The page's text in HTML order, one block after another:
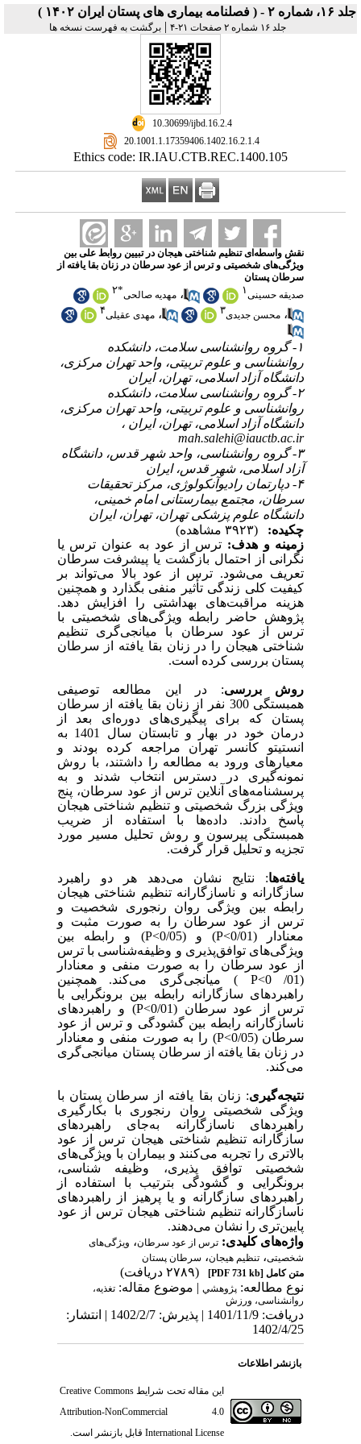
جلد ۱۶، شماره ۲ - ( فصلنامه بیماری های پستان ایران ۱۴۰۲ )
جلد ۱۶ شماره ۲ صفحات ۲۱-۴ | برگشت به فهرست نسخه ها
‎ 10.30699/ijbd.16.2.4
‎ 20.1001.1.17359406.1402.16.2.1.4
Ethics code: IR.IAU.CTB.REC.1400.105
نقش واسطه‌ای تنظیم شناختی هیجان در تبیین روابط علی بین
ویژگی‌های شخصیتی و ترس از عود سرطان در زنان بقا یافته از
سرطان پستان
صدیقه حسینی۱ ، مهدیه صالحی*۲
، محسن جدیدی۳ ، مهدی عقیلی۴
۱- گروه روانشناسی سلامت، دانشکده
روانشناسی و علوم تربیتی، واحد تهران مرکزی،
دانشگاه آزاد اسلامی، تهران، ایران
۲- گروه روانشناسی سلامت، دانشکده
روانشناسی و علوم تربیتی، واحد تهران مرکزی،
دانشگاه آزاد اسلامی، تهران، ایران ،
mah.salehi@iauctb.ac.ir
۳- گروه روانشناسی، واحد شهر قدس، دانشگاه
آزاد اسلامی، شهر قدس، ایران
۴- دپارتمان رادیوآنکولوژی، مرکز تحقیقات
سرطان، مجتمع بیمارستانی امام خمینی،
دانشگاه علوم پزشکی تهران، تهران، ایران
چکیده:
(۳۹۲۳ مشاهده)
زمینه و هدف: ترس از عود به عنوان ترس یا
نگرانی از احتمال بازگشت یا پیشرفت سرطان
تعریف می‌شود. ترس از عود بالا می‌تواند بر
کیفیت کلی زندگی تأثیر منفی بگذارد و همچنین
هزینه ‌مراقبت‌های بهداشتی را افزایش دهد.
پژوهش حاضر رابطه ویژگی‌های شخصیتی با
ترس از عود سرطان با میانجی‌گری تنظیم
شناختی هیجان را در زنان بقا یافته از سرطان
پستان بررسی کرده است.
روش بررسی:در این مطالعه توصیفی
همبستگی 300 نفر از زنان بقا یافته از سرطان
پستان که برای پیگیری‌های دوره‌ای بعد از
درمان خود در بهار و تابستان سال 1401 به
انستیتو کانسر تهران مراجعه کرده بودند و
معیارهای ورود به مطالعه را داشتند، با روش
نمونه‌گیری در دسترس انتخاب شدند و به
پرسشنامه‌های آنلاین ترس از عود سرطان، پنج
ویژگی بزرگ شخصیتی و تنظیم شناختی هیجان
پاسخ دادند. داده‌ها با استفاده از ضریب
همبستگی پیرسون و روش تحلیل مسیر مورد
تجزیه و تحلیل قرار گرفت.
یافته‌ها: نتایج نشان می‌دهدهر دو راهبرد
سازگارانه و ناسازگارانه تنظیم شناختی هیجان
رابطه بین ویژگی روان رنجوری شخصیت و
ترس از عود سرطان را به صورت مثبت و
معنادار
)
0/01
(P<و )
0/05
(P< و رابطه بین
ویژگی‌های توافق‌‌پذیری و وظیفه‌شناسی با ترس
از عود سرطان را به صورت منفی و معنادار
)
01/ 0
P<
( میانجی‌گری می‌کند. همچنین
راهبردهای سازگارانه رابطه بین برونگرایی با
ترس از عود سرطان )
0/01
(P< و راهبردهای
ناسازگارانه رابطه بین گشودگی و ترس از عود
سرطان )
0/05
(P< را به صورت منفی و معنادار
در زنان بقا یافته از سرطان پستان میانجی‌گری
می‌کند.
نتیجه‌گیری: زنان بقا یافته از سرطان پستان با
ویژگی شخصیتی روان رنجوری با بکارگیری
راهبردهای ناسازگارانه به‌جای راهبردهای
سازگارانه تنظیم شناختی هیجان ترس از عود
بالاتری را تجربه می‌کنند و بیماران با ویژگی‌های
شخصیتی توافق‌ پذیری، وظیفه شناسی،
برونگرایی و گشودگی بترتیب با استفاده از
راهبردهای سازگارانه و یا پرهیز از راهبردهای
ناسازگارانه تنظیم شناختی هیجان ترس از عود
پایین‌تری را نشان می‌دهند.
واژه‌های کلیدی: ترس از عود سرطان، ویژگی‌های
شخصیتی، تنظیم هیجان، سرطان پستان
متن کامل[PDF 731 kb]
(۲۷۸۹ دریافت)
نوع مطالعه: پژوهشي| موضوع مقاله: تغذیه،
روانشناسی، ورزش
دریافت: 1401/11/9 | پذیرش: 1402/2/7 | انتشار:
1402/4/25
بازنشر اطلاعات
این مقاله تحت شرایطCreative Commons
Attribution-NonCommercial 4.0
International License قابل بازنشر است.